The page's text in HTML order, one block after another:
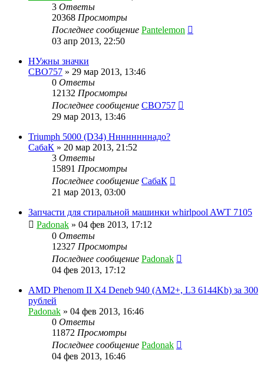
3 Ответы
20368 Просмотры
Последнее сообщение Pantelemon
03 апр 2013, 22:50
НУжны значки
CBO757 » 29 мар 2013, 13:46
0 Ответы
12132 Просмотры
Последнее сообщение CBO757
29 мар 2013, 13:46
Triumph 5000 (D34) Ннннннннадо?
СабаК » 20 мар 2013, 21:52
3 Ответы
15891 Просмотры
Последнее сообщение СабаК
21 мар 2013, 03:00
Запчасти для стиральной машинки whirlpool AWT 7105
Padonak » 04 фев 2013, 17:12
0 Ответы
12327 Просмотры
Последнее сообщение Padonak
04 фев 2013, 17:12
AMD Phenom II X4 Deneb 940 (AM2+, L3 6144Kb) за 300
рублей
Padonak » 04 фев 2013, 16:46
0 Ответы
11872 Просмотры
Последнее сообщение Padonak
04 фев 2013, 16:46